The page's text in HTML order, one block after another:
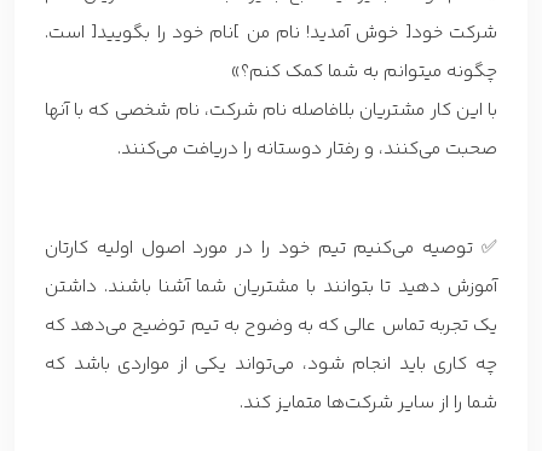
شرکت خود[ خوش آمدید! نام من ]نام خود را بگویید[ است.
چگونه میتوانم به شما کمک کنم؟»
با این کار مشتریان بلافاصله نام شرکت، نام شخصی که با آنها
صحبت می‌کنند، و رفتار دوستانه را دریافت می‌کنند.
✅ توصیه می‌کنیم تیم خود را در مورد اصول اولیه کارتان
آموزش دهید تا بتوانند با مشتریان شما آشنا باشند. داشتن
یک تجربه تماس عالی که به وضوح به تیم توضیح می‌دهد که
چه کاری باید انجام شود، می‌تواند یکی از مواردی باشد که
شما را از سایر شرکت‌ها متمایز کند.